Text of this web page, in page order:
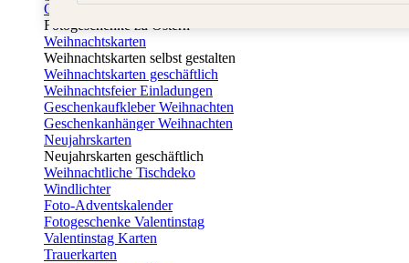
Osterkarten
Fotogeschenke zu Ostern
Weihnachtskarten
Weihnachtskarten selbst gestalten
Weihnachtskarten geschäftlich
Weihnachtsfeier Einladungen
Geschenkaufkleber Weihnachten
Geschenkanhänger Weihnachten
Neujahrskarten
Neujahrskarten geschäftlich
Weihnachtliche Tischdeko
Windlichter
Foto-Adventskalender
Fotogeschenke Valentinstag
Valentinstag Karten
Trauerkarten